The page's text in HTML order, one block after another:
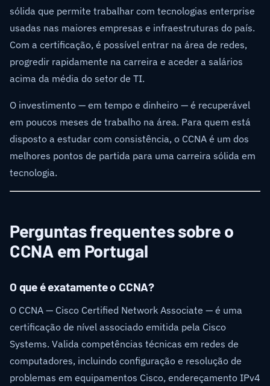
sólida que permite trabalhar com tecnologias enterprise
usadas nas maiores empresas e infraestruturas do país.
Com a certificação, é possível entrar na área de redes,
progredir rapidamente na carreira e aceder a salários
acima da média do setor de TI.
O investimento — em tempo e dinheiro — é recuperável
em poucos meses de trabalho na área. Para quem está
disposto a estudar com consistência, o CCNA é um dos
melhores pontos de partida para uma carreira sólida em
tecnologia.
Perguntas frequentes sobre o
CCNA em Portugal
O que é exatamente o CCNA?
O CCNA — Cisco Certified Network Associate — é uma
certificação de nível associado emitida pela Cisco
Systems. Valida competências técnicas em redes de
computadores, incluindo configuração e resolução de
problemas em equipamentos Cisco, endereçamento IPv4